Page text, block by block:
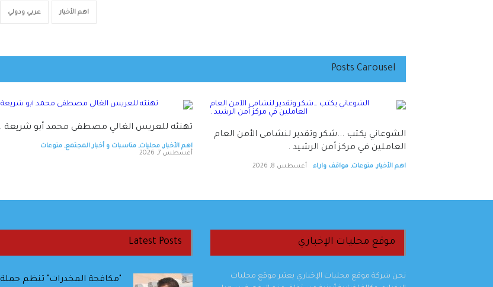
اهم الأخبار عربي ودولي
Posts Carousel
تهنئه للعريس الغالي مصطفى محمد أبو شريعة .
اهم الأخبار, محليات, مناسبات و أخبار المجتمع, منوعات
أغسطس 7, 2026
الشوعاني يكتب ...شكر وتقدير لنشامى الأمن العام
العاملين في مركز أمن الرشيد .
اهم الأخبار, منوعات, مواقف واراء أغسطس 8, 2026
موقع محليات الإخباري
نحن شركة موقع محليات الإخباري يعتبر موقع محليات
Latest Posts
"مكافحة المخدرات" تنظم حملة